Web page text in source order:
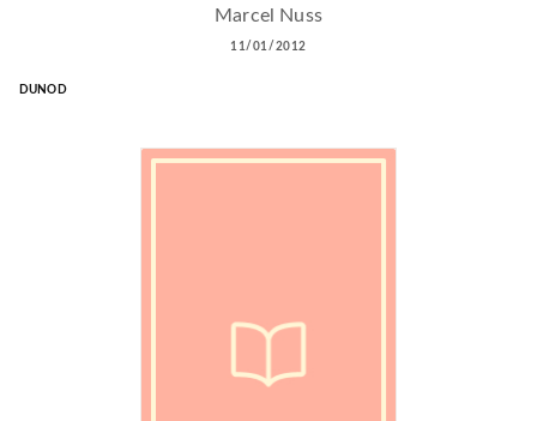
Marcel Nuss
11/01/2012
DUNOD